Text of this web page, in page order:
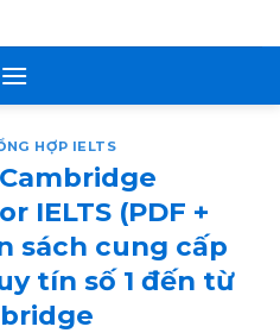
HỢP IELTS
IELTS (PDF +
sách cung cấp
tín số 1 đến từ